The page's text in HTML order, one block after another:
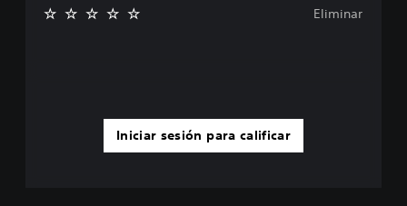
Iniciar sesión para calificar
Eliminar